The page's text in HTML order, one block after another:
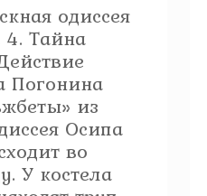
одиссея
4. Тайна
Погонина
из
Осипа
во
У костела